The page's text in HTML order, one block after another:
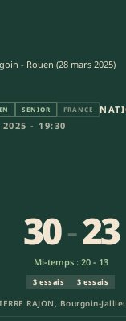
- Rouen (28 mars 2025)
SENIOR FRANCE
- 19:30
RAJON, Bourgoin-
30-23
Mi-temps : 20 - 13
3 essais 3 essais